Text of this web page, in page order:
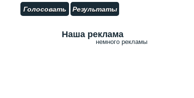
Голосовать Результаты
Наша реклама
немного рекламы